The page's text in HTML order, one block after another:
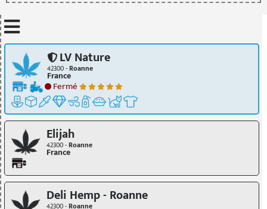
LV Nature
42300 -Roanne
France
Fermé
Elijah
42300 -Roanne
France
Deli Hemp - Roanne
42300 -Roanne